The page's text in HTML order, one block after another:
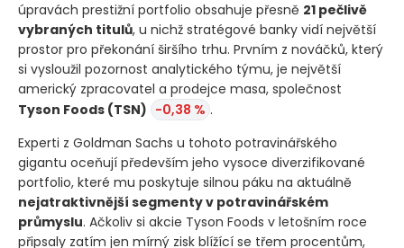
úpravách prestižní portfolio obsahuje přesně 21 pečlivě
vybraných titulů, u nichž stratégové banky vidí největší
prostor pro překonání širšího trhu. Prvním z nováčků, který
si vysloužil pozornost analytického týmu, je největší
americký zpracovatel a prodejce masa, společnost
Tyson Foods (TSN) -0,38 % .
Experti z Goldman Sachs u tohoto potravinářského
gigantu oceňují především jeho vysoce diverzifikované
portfolio, které mu poskytuje silnou páku na aktuálně
nejatraktivnější segmenty v potravinářském
průmyslu. Ačkoliv si akcie Tyson Foods v letošním roce
připsaly zatím jen mírný zisk blížící se třem procentům,